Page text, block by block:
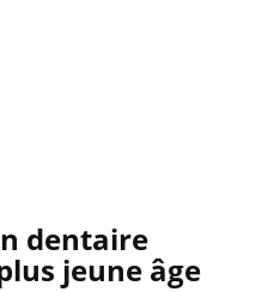
dentaire
jeune âge